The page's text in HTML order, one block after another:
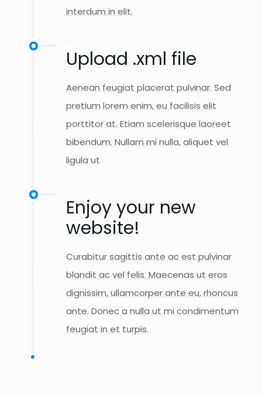
interdum in elit.
Upload .xml file
Aenean feugiat placerat pulvinar. Sed
pretium lorem enim, eu facilisis elit
porttitor at. Etiam scelerisque laoreet
bibendum. Nullam mi nulla, aliquet vel
ligula ut
Enjoy your new
website!
Curabitur sagittis ante ac est pulvinar
blandit ac vel felis. Maecenas ut eros
dignissim, ullamcorper ante eu, rhoncus
ante. Donec a nulla ut mi condimentum
feugiat in et turpis.